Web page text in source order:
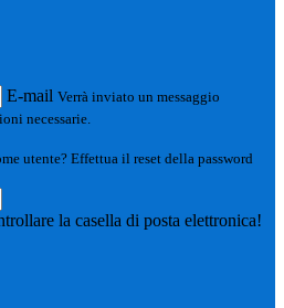
E-mail Verrà inviato un messaggio
necessarie.
utente? Effettua il reset della password
la casella di posta elettronica!